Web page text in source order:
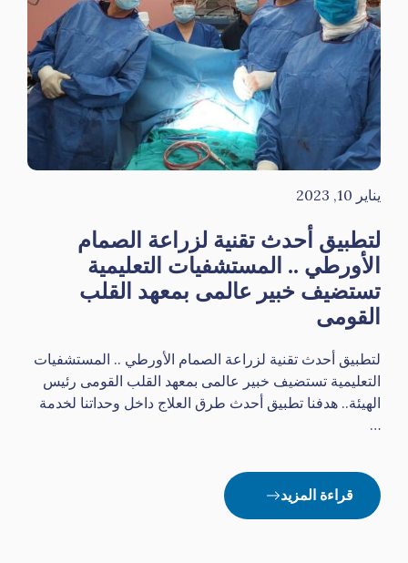
يناير 10, 2023
لتطبيق أحدث تقنية لزراعة الصمام
الأورطي .. المستشفيات التعليمية
تستضيف خبير عالمى بمعهد القلب
القومى
لتطبيق أحدث تقنية لزراعة الصمام الأورطي .. المستشفيات
التعليمية تستضيف خبير عالمى بمعهد القلب القومى رئيس
الهيئة.. هدفنا تطبيق أحدث طرق العلاج داخل وحداتنا لخدمة
…
قراءة المزيد